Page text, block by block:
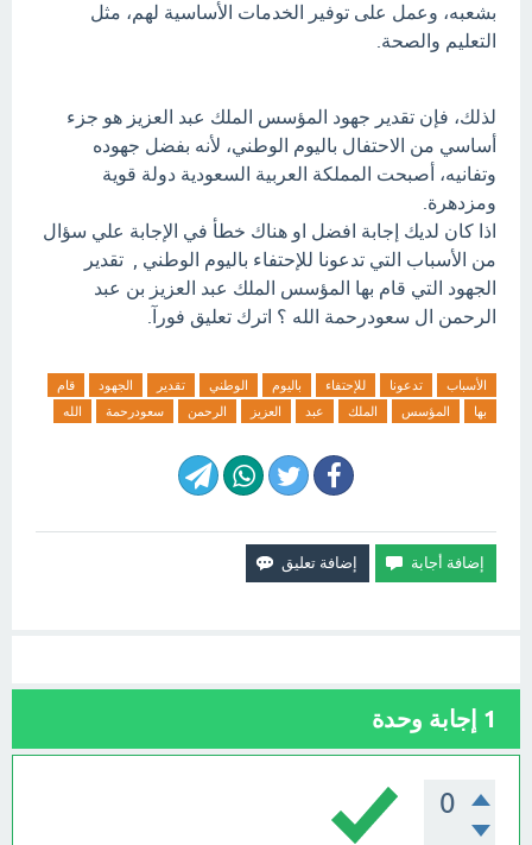
بشعبه، وعمل على توفير الخدمات الأساسية لهم، مثل
التعليم والصحة.
لذلك، فإن تقدير جهود المؤسس الملك عبد العزيز هو جزء
أساسي من الاحتفال باليوم الوطني، لأنه بفضل جهوده
وتفانيه، أصبحت المملكة العربية السعودية دولة قوية
ومزدهرة.
اذا كان لديك إجابة افضل او هناك خطأ في الإجابة علي سؤال
من الأسباب التي تدعونا للإحتفاء باليوم الوطني , تقدير
الجهود التي قام بها المؤسس الملك عبد العزيز بن عبد
الرحمن ال سعودرحمة الله ؟ اترك تعليق فورآ.
الأسباب تدعونا للإحتفاء باليوم الوطني تقدير الجهود
قام
بها
المؤسس الملك عبد العزيز الرحمن سعودرحمة الله
1 إجابة وحدة
0